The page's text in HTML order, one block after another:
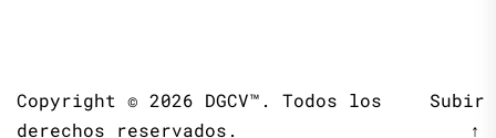
Copyright © 2026 DGCV™. Todos los
derechos reservados.
Subir
↑